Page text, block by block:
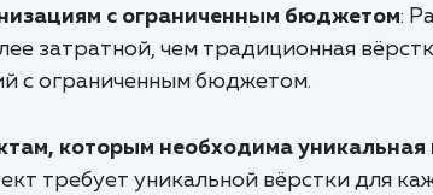
с ограниченным бюджетом:
затратной, чем традиционная
с ограниченным бюджетом.
которым необходима уникальная
требует уникальной вёрстки для